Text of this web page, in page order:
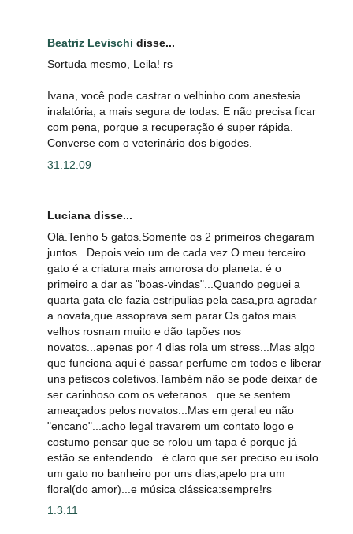
Beatriz Levischi disse...
Sortuda mesmo, Leila! rs
Ivana, você pode castrar o velhinho com anestesia
inalatória, a mais segura de todas. E não precisa ficar
com pena, porque a recuperação é super rápida.
Converse com o veterinário dos bigodes.
31.12.09
Luciana disse...
Olá.Tenho 5 gatos.Somente os 2 primeiros chegaram
juntos...Depois veio um de cada vez.O meu terceiro
gato é a criatura mais amorosa do planeta: é o
primeiro a dar as "boas-vindas"...Quando peguei a
quarta gata ele fazia estripulias pela casa,pra agradar
a novata,que assoprava sem parar.Os gatos mais
velhos rosnam muito e dão tapões nos
novatos...apenas por 4 dias rola um stress...Mas algo
que funciona aqui é passar perfume em todos e liberar
uns petiscos coletivos.Também não se pode deixar de
ser carinhoso com os veteranos...que se sentem
ameaçados pelos novatos...Mas em geral eu não
"encano"...acho legal travarem um contato logo e
costumo pensar que se rolou um tapa é porque já
estão se entendendo...é claro que ser preciso eu isolo
um gato no banheiro por uns dias;apelo pra um
floral(do amor)...e música clássica:sempre!rs
1.3.11